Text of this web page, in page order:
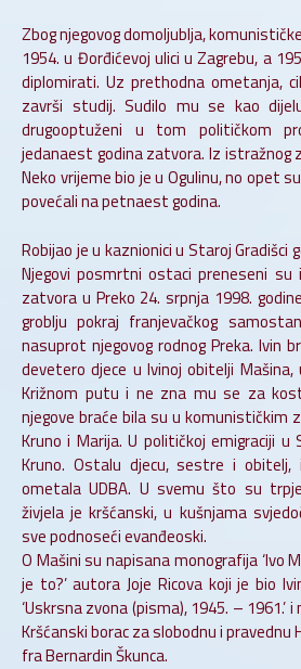
Zbog njegovog domoljublja,
1954. u Đorđićevoj ulici u Zagrebu, a
diplomirati. Uz prethodna ometanja,
završi studij. Sudilo mu se kao
drugooptuženi u tom političkom
jedanaest godina zatvora. Iz istražnog
Neko vrijeme bio je u Ogulinu, no opet
povećali na petnaest godina.
Robijao je u kaznionici u Staroj Gradišci
Njegovi posmrtni ostaci preneseni su
zatvora u Preko 24. srpnja 1998.
groblju pokraj franjevačkog
nasuprot njegovog rodnog Preka. Ivin
devetero djece u Ivinoj obitelji
Križnom putu i ne zna mu se za
njegove braće bila su u komunističkim
Kruno i Marija. U političkoj emigraciji u
Kruno. Ostalu djecu, sestre i
ometala UDBA. U svemu što su
živjela je kršćanski, u kušnjama
sve podnoseći evanđeoski.
O Mašini su napisana monografija
je to?’ autora Joje Ricova koji je bio
‘Uskrsna zvona (pisma), 1945. – 1961.’
Kršćanski borac za slobodnu i pravednu
fra Bernardin Škunca.